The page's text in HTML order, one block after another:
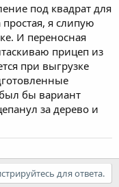
под квадрат для
я слипую
И переносная
прицеп из
при выгрузке
бы вариант
за дерево и
для ответа.